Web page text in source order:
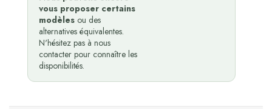
vous proposer certains
modèles ou des
alternatives équivalentes.
N'hésitez pas à nous
contacter pour connaître les
disponibilités.